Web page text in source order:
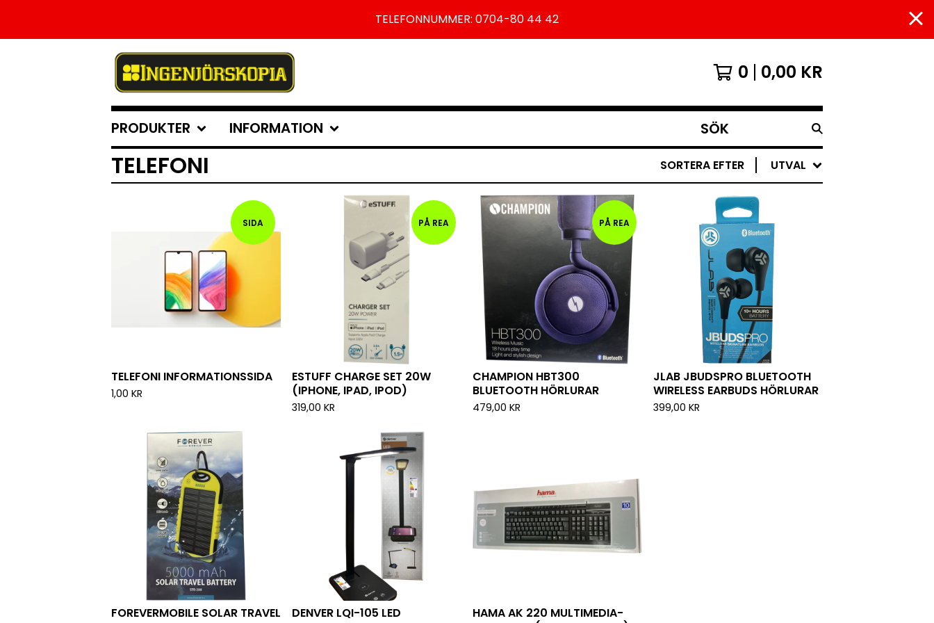
TELEFONNUMMER: 0704-80 44 42
0 0,00 KR
PRODUKTER INFORMATION SÖK
TELEFONI SORTERA EFTER UTVAL
SIDA
TELEFONI INFORMATIONSSIDA
1,00 KR
PÅ REA
ESTUFF CHARGE SET 20W
(IPHONE, IPAD, IPOD)
319,00 KR
PÅ REA
CHAMPION HBT300
BLUETOOTH HÖRLURAR
479,00 KR
JLAB JBUDSPRO BLUETOOTH
WIRELESS EARBUDS HÖRLURAR
399,00 KR
FOREVERMOBILE SOLAR TRAVEL
DENVER LQI-105 LED
HAMA AK 220 MULTIMEDIA-